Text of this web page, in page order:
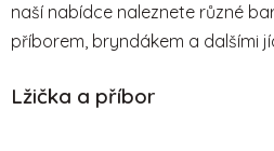
naší nabídce naleznete různé
příborem, bryndákem a dalšími
Lžička a příbor